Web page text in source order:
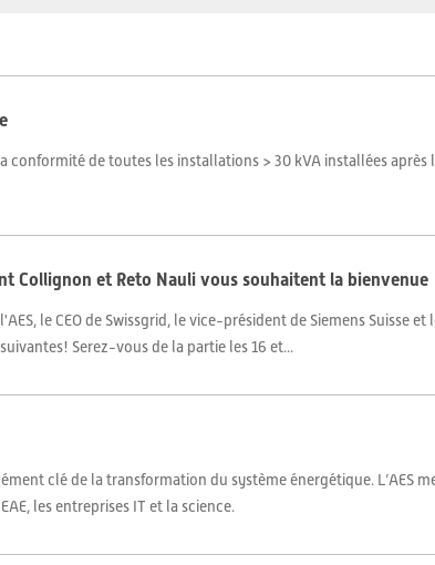
conformité de toutes les installations > 30 kVA installées après
Collignon et Reto Nauli vous souhaitent la bienvenue
le CEO de Swissgrid, le vice-président de Siemens Suisse et
Serez-vous de la partie les 16 et...
clé de la transformation du système énergétique. L’AES
les entreprises IT et la science.